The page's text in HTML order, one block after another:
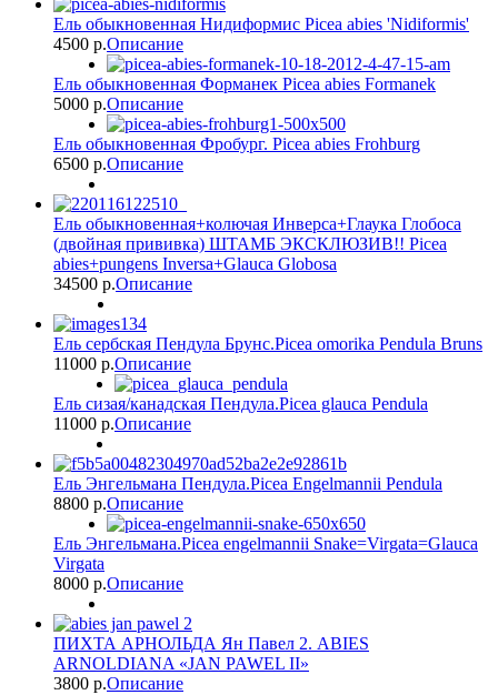
Ель обыкновенная Нидиформис Picea abies 'Nidiformis'
4500 p.Описание
Ель обыкновенная Форманек Picea abies Formanek
5000 p.Описание
Ель обыкновенная Фробург. Picea abies Frohburg
6500 p.Описание
Ель обыкновенная+колючая Инверса+Глаука Глобоса
(двойная прививка) ШТАМБ ЭКСКЛЮЗИВ!! Picea
abies+pungens Inversa+Glauca Globosa
34500 p.Описание
Ель сербская Пендула Брунс.Picea omorika Pendula Bruns
11000 p.Описание
Ель сизая/канадская Пендула.Picea glauca Pendula
11000 p.Описание
Ель Энгельмана Пендула.Picea Engelmannii Pendula
8800 p.Описание
Ель Энгельмана.Picea engelmannii Snake=Virgata=Glauca
Virgata
8000 p.Описание
ПИХТА АРНОЛЬДА Ян Павел 2. ABIES
ARNOLDIANA «JAN PAWEL II»
3800 p.Описание